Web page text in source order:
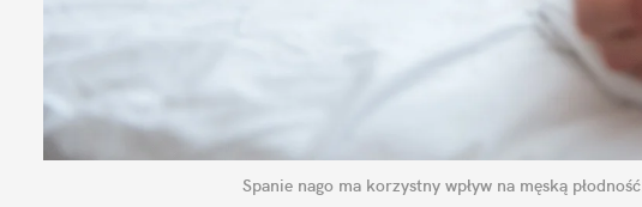
Spanie nago ma korzystny wpływ na męską płodność.